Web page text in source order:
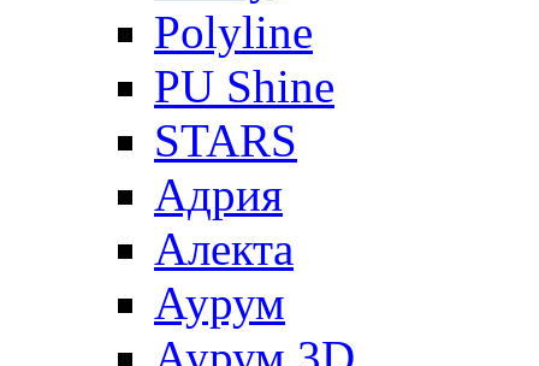
Polyline
PU Shine
STARS
Адрия
Алекта
Аурум